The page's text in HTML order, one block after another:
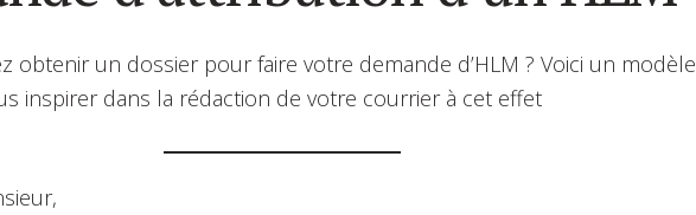
obtenir un dossier pour faire votre demande d’HLM ? Voici un modèle
inspirer dans la rédaction de votre courrier à cet effet